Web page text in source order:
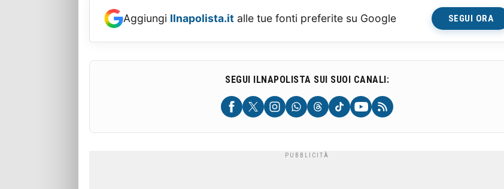
Aggiungi Ilnapolista.it alle tue fonti preferite su Google SEGUI ORA
SEGUI ILNAPOLISTA SUI SUOI CANALI: